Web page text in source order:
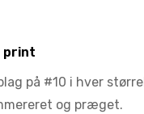
print
på #10 i hver
og præget.